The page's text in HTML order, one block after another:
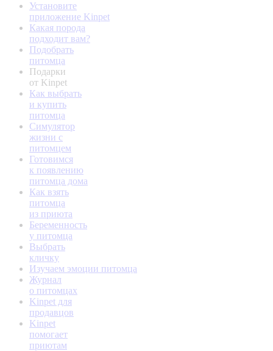
Установите
приложение Kinpet
Какая порода
подходит вам?
Подобрать
питомца
Подарки
от Kinpet
Как выбрать
и купить
питомца
Симулятор
жизни с
питомцем
Готовимся
к появлению
питомца дома
Как взять
питомца
из приюта
Беременность
у питомца
Выбрать
кличку
Изучаем эмоции питомца
Журнал
о питомцах
Kinpet для
продавцов
Kinpet
помогает
приютам